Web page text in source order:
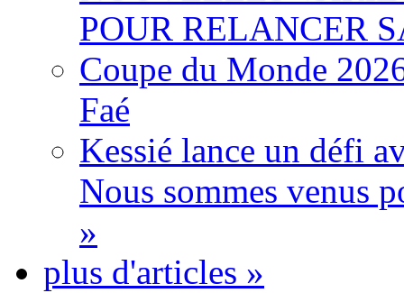
POUR RELANCER
Coupe du Monde
Faé
Kessié lance un défi
Nous sommes venus
»
plus d'articles »